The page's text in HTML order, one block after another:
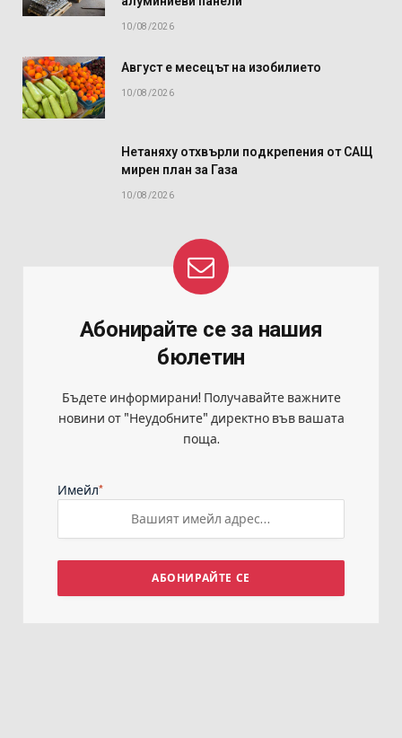
10/08/2026
Август е месецът на изобилието
10/08/2026
Нетаняху отхвърли подкрепения от САЩ
мирен план за Газа
10/08/2026
Абонирайте се за нашия
бюлетин
Бъдете информирани! Получавайте важните
новини от "Неудобните" директно във вашата
поща.
Имейл*